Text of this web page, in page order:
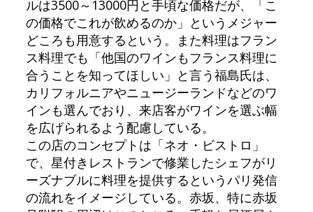
ルは3500～13000円と手頃な価格だが、「こ
の価格でこれが飲めるのか」というメジャー
どころも用意するという。また料理はフラン
ス料理でも「他国のワインもフランス料理に
合うことを知ってほしい」と言う福島氏は、
カリフォルニアやニュージーランドなどのワ
インも選んでおり、来店客がワインを選ぶ幅
を広げられるよう配慮している。
この店のコンセプトは「ネオ・ビストロ」
で、星付きレストランで修業したシェフがリ
ーズナブルに料理を提供するというパリ発信
の流れをイメージしている。赤坂、特に赤坂